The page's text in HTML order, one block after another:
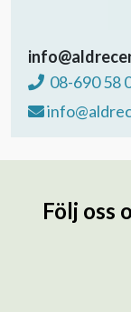
08-690 58
Följ oss